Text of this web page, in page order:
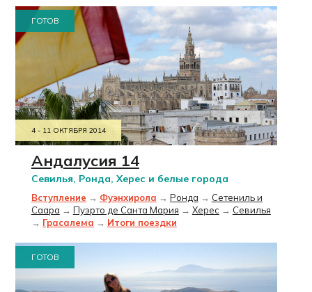
4 - 11 ОКТЯБРЯ 2014
ГОТОВ
Андалусия 14
Севилья, Ронда, Херес и белые города
Вступление → Фуэнхирола → Ронда → Сетениль и
Саара → Пуэрто де Санта Мария → Херес → Севилья
→ Грасалема → Итоги поездки
ГОТОВ